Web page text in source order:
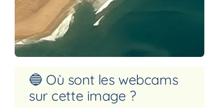
🔵 Où sont les webcams
sur cette image ?